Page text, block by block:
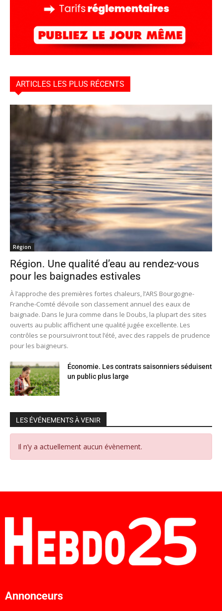
ARTICLES LES PLUS RÉCENTS
Région
Région. Une qualité d’eau au rendez-vous
pour les baignades estivales
À l’approche des premières fortes chaleurs, l’ARS Bourgogne-
Franche-Comté dévoile son classement annuel des eaux de
baignade. Dans le Jura comme dans le Doubs, la plupart des sites
ouverts au public affichent une qualité jugée excellente. Les
contrôles se poursuivront tout l’été, avec des rappels de prudence
pour les baigneurs.
Économie. Les contrats saisonniers séduisent
un public plus large
LES ÉVÉNEMENTS À VENIR
Il n’y a actuellement aucun évènement.
Annonceurs